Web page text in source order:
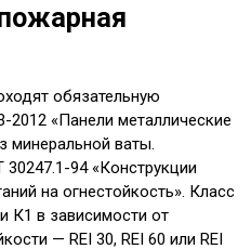
обязательную
«Панели металлические
минеральной ваты.
94 «Конструкции
на огнестойкость». Класс
К1 в зависимости от
— REI 30, REI 60 или REI